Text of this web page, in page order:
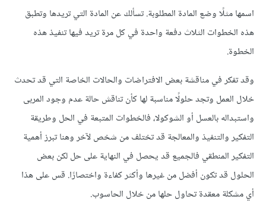
اسمها مثلًا وضع المادة المطلوبة. تسألك عن المادة التي تريدها وتطبق
هذه الخطوات الثلاث دفعة واحدة في كل مرة تريد فيها تنفيذ هذه
الخطوة.
وقد تفكر في مناقشة بعض الافتراضات والحالات الخاصة التي قد تحدث
خلال العمل وتجد حلولًا مناسبة لها كأن تناقش حالة عدم وجود المربى
واستبداله بالعسل أو الشوكولا، فالخطوات المتبعة في الحل وطريقة
التفكير والتنفيذ والمعالجة قد تختلف من شخص لآخر وهنا تبرز أهمية
التفكير المنطقي فالجميع قد يحصل في النهاية على حل لكن بعض
الحلول قد تكون أفضل من غيرها وأكثر كفاءة واختصارًا. قس على هذا
أي مشكلة معقدة تحاول حلها من خلال الحاسوب.